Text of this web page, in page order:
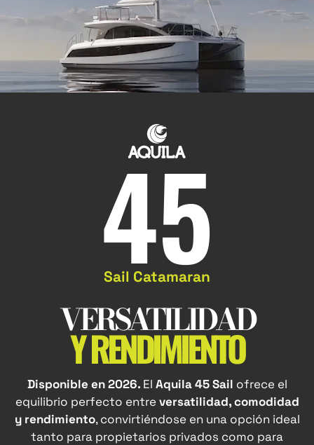
45
Sail Catamaran
VERSATILIDAD
Y RENDIMIENTO
Disponible en 2026. El Aquila 45 Sail ofrece el
equilibrio perfecto entre versatilidad, comodidad
y rendimiento, convirtiéndose en una opción ideal
tanto para propietarios privados como para